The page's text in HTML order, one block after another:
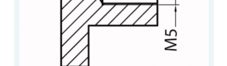
PLEXIGLAS PMMA
DOUBLE VITRAGE
ACCESSOIRES & QUINCAILLERIE